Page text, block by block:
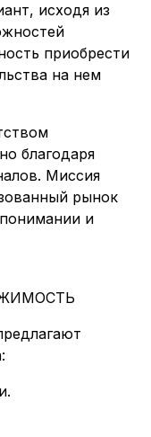
исходя из
приобрести
на нем
благодаря
Миссия
рынок
и